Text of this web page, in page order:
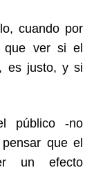
cuando por
que ver si el
es justo, y si
público -no
que el
un efecto